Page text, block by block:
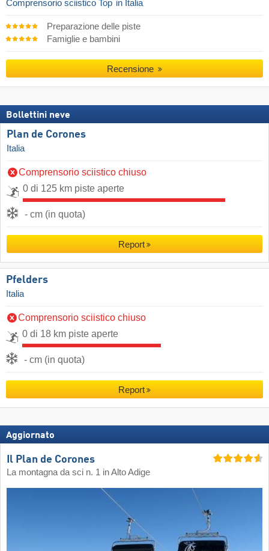
Comprensorio sciistico Top in Italia
Preparazione delle piste
Famiglie e bambini
Recensione
Bollettini neve
Plan de Corones
Italia
Comprensorio sciistico chiuso
0 di 125 km piste aperte
- cm (in quota)
Report
Pfelders
Italia
Comprensorio sciistico chiuso
0 di 18 km piste aperte
- cm (in quota)
Report
Aggiornato
Il Plan de Corones
La montagna da sci n. 1 in Alto Adige